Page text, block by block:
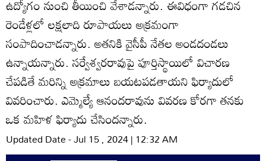
ఉద్యోగం నుంచి తీయించి వేశాడన్నారు. ఈవిధంగా గడచిన
రెండేళ్లలో లక్షలాది రూపాయలు అక్రమంగా
సంపాదించాడన్నారు. అతనికి వైసీపీ నేతల అండదండలు
ఉన్నాయన్నారు. సర్వేశ్వరరావుపై పూర్తిస్థాయిలో విచారణ
చేపడితే మరిన్ని అక్రమాలు బయటపడతాయని ఫిర్యాదులో
వివరించారు. ఎమ్మెల్యే ఆనందరావును వివరణ కోరగా తనకు
ఒక మహిళ ఫిర్యాదు చేసిందన్నారు.
Updated Date - Jul 15 , 2024 | 12:32 AM